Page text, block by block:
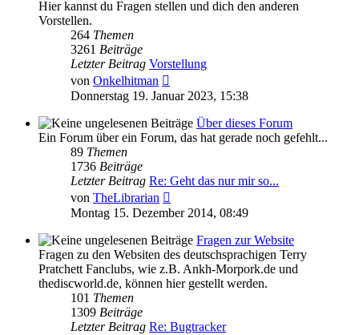
Hier kannst du Fragen stellen und dich den anderen
Vorstellen.
264 Themen
3261 Beiträge
Letzter Beitrag Vorstellung
von Onkelhitman
Beitrag
Donnerstag 19. Januar 2023, 15:38
Über dieses Forum
Ein Forum über ein Forum, das hat gerade noch gefehlt...
89 Themen
1736 Beiträge
Letzter Beitrag Re: Geht das nur mir so...
von TheLibrarian
Beitrag
Montag 15. Dezember 2014, 08:49
Fragen zur Website
Fragen zu den Websiten des deutschsprachigen Terry
Pratchett Fanclubs, wie z.B. Ankh-Morpork.de und
thediscworld.de, können hier gestellt werden.
101 Themen
1309 Beiträge
Letzter Beitrag Re: Bugtracker